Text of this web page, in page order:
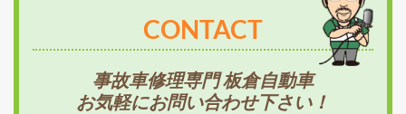
CONTACT
事故車修理専門 板倉自動車
お気軽にお問い合わせ下さい！